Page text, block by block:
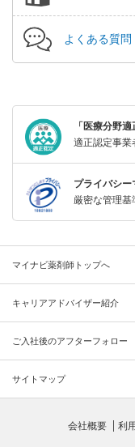
よくある質問
「医療分野
適正認定事業
プライバシ
厳密な管理基
マイナビ薬剤師トップへ
キャリアアドバイザー紹介
ご入社後のアフターフォロー
サイトマップ
会社概要 利